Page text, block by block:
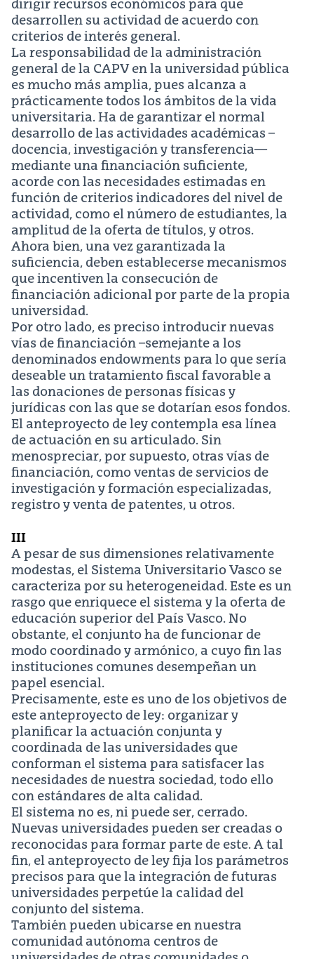
dirigir recursos económicos para que
desarrollen su actividad de acuerdo con
criterios de interés general.
La responsabilidad de la administración
general de la CAPV en la universidad pública
es mucho más amplia, pues alcanza a
prácticamente todos los ámbitos de la vida
universitaria. Ha de garantizar el normal
desarrollo de las actividades académicas –
docencia, investigación y transferencia—
mediante una financiación suficiente,
acorde con las necesidades estimadas en
función de criterios indicadores del nivel de
actividad, como el número de estudiantes, la
amplitud de la oferta de títulos, y otros.
Ahora bien, una vez garantizada la
suficiencia, deben establecerse mecanismos
que incentiven la consecución de
financiación adicional por parte de la propia
universidad.
Por otro lado, es preciso introducir nuevas
vías de financiación –semejante a los
denominados endowments para lo que sería
deseable un tratamiento fiscal favorable a
las donaciones de personas físicas y
jurídicas con las que se dotarían esos fondos.
El anteproyecto de ley contempla esa línea
de actuación en su articulado. Sin
menospreciar, por supuesto, otras vías de
financiación, como ventas de servicios de
investigación y formación especializadas,
registro y venta de patentes, u otros.
III
A pesar de sus dimensiones relativamente
modestas, el Sistema Universitario Vasco se
caracteriza por su heterogeneidad. Este es un
rasgo que enriquece el sistema y la oferta de
educación superior del País Vasco. No
obstante, el conjunto ha de funcionar de
modo coordinado y armónico, a cuyo fin las
instituciones comunes desempeñan un
papel esencial.
Precisamente, este es uno de los objetivos de
este anteproyecto de ley: organizar y
planificar la actuación conjunta y
coordinada de las universidades que
conforman el sistema para satisfacer las
necesidades de nuestra sociedad, todo ello
con estándares de alta calidad.
El sistema no es, ni puede ser, cerrado.
Nuevas universidades pueden ser creadas o
reconocidas para formar parte de este. A tal
fin, el anteproyecto de ley fija los parámetros
precisos para que la integración de futuras
universidades perpetúe la calidad del
conjunto del sistema.
También pueden ubicarse en nuestra
comunidad autónoma centros de